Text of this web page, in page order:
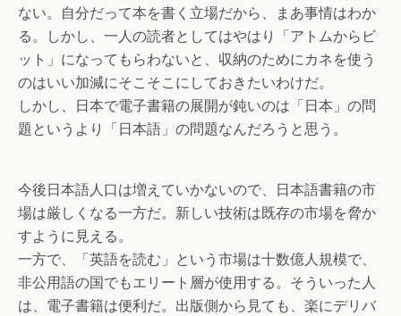
ない。自分だって本を書く立場だから、まあ事情はわか
る。しかし、一人の読者としてはやはり「アトムからビ
ット」になってもらわないと、収納のためにカネを使う
のはいい加減にそこそこにしておきたいわけだ。
しかし、日本で電子書籍の展開が鈍いのは「日本」の問
題というより「日本語」の問題なんだろうと思う。
今後日本語人口は増えていかないので、日本語書籍の市
場は厳しくなる一方だ。新しい技術は既存の市場を脅か
すように見える。
一方で、「英語を読む」という市場は十数億人規模で、
非公用語の国でもエリート層が使用する。そういった人
は、電子書籍は便利だ。出版側から見ても、楽にデリバ